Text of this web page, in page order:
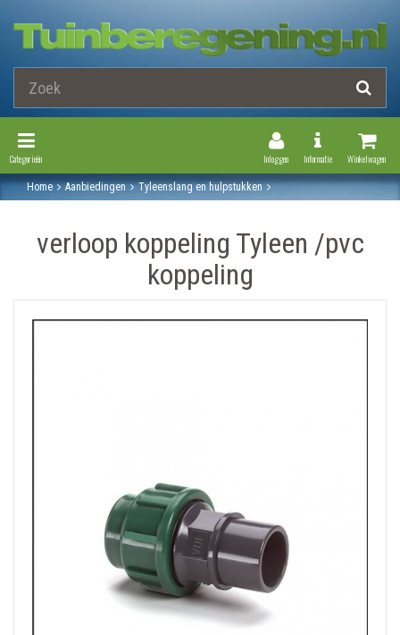
Winkelwagen
Toggle
Informatie
Inloggen
Toggle Navigation
Categorieën
Home Aanbiedingen
Tyleenslang en hulpstukken
verloop koppeling Tyleen /pvc
koppeling